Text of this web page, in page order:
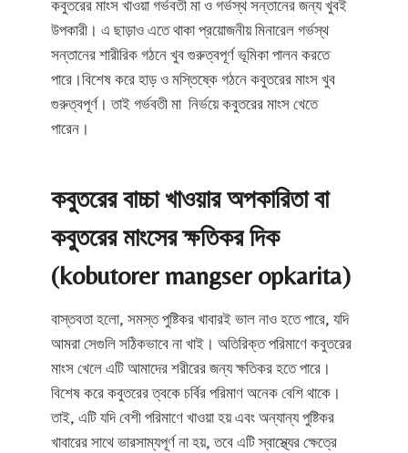
কবুতরের মাংস খাওয়া গর্ভবতী মা ও গর্ভস্থ সন্তানের জন্য খুবই
উপকারী। এ ছাড়াও এতে থাকা প্রয়োজনীয় মিনারেল গর্ভস্থ
সন্তানের শারীরিক গঠনে খুব গুরুত্বপূর্ণ ভূমিকা পালন করতে
পারে।বিশেষ করে হাড় ও মস্তিষ্কে গঠনে কবুতরের মাংস খুব
গুরুত্বপূর্ণ। তাই গর্ভবতী মা নির্ভয়ে কবুতরের মাংস খেতে
পারেন।
কবুতরের বাচ্চা খাওয়ার অপকারিতা বা
কবুতরের মাংসের ক্ষতিকর দিক
(kobutorer mangser opkarita)
বাস্তবতা হলো, সমস্ত পুষ্টিকর খাবারই ভাল নাও হতে পারে, যদি
আমরা সেগুলি সঠিকভাবে না খাই। অতিরিক্ত পরিমাণে কবুতরের
মাংস খেলে এটি আমাদের শরীরের জন্য ক্ষতিকর হতে পারে।
বিশেষ করে কবুতরের ত্বকে চর্বির পরিমাণ অনেক বেশি থাকে।
তাই, এটি যদি বেশী পরিমাণে খাওয়া হয় এবং অন্যান্য পুষ্টিকর
খাবারের সাথে ভারসাম্যপূর্ণ না হয়, তবে এটি স্বাস্থ্যের ক্ষেত্রে